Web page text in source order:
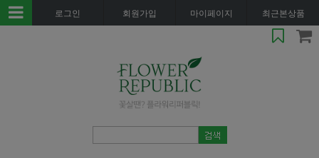
로그인 회원가입 마이페이지 최근본상품